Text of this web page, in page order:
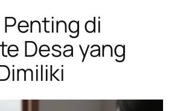
di
Desa yang